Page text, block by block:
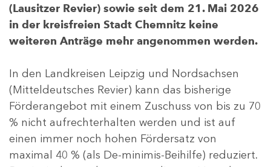
(Lausitzer Revier) sowie seit dem 21. Mai 2026
in der kreisfreien Stadt Chemnitz keine
weiteren Anträge mehr angenommen werden.
In den Landkreisen Leipzig und Nordsachsen
(Mitteldeutsches Revier) kann das bisherige
Förderangebot mit einem Zuschuss von bis zu 70
% nicht aufrechterhalten werden und ist auf
einen immer noch hohen Fördersatz von
maximal 40 % (als De-minimis-Beihilfe) reduziert.